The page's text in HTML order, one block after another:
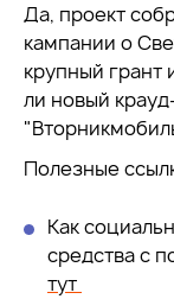
Да, проект
кампании о
крупный грант
ли новый
Полезные
Как
средства с
тут